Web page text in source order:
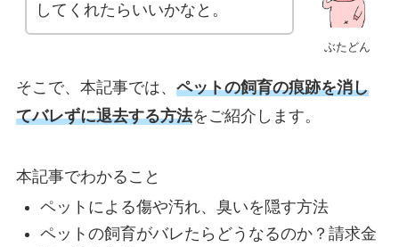
ぶたどん
してくれたらいいかなと。
そこで、本記事では、 ペットの飼育の痕跡を消し
てバレずに退去する方法をご紹介します。
本記事でわかること
ペットによる傷や汚れ、臭いを隠す方法
ペットの飼育がバレたらどうなるのか？請求金